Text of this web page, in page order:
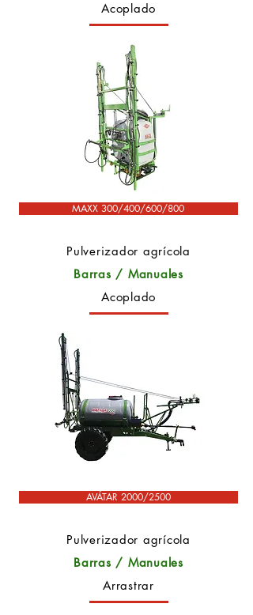
Acoplado
MAXX 300/400/600/800
Pulverizador agrícola
Barras / Manuales
Acoplado
AVÁTAR 2000/2500
Pulverizador agrícola
Barras / Manuales
Arrastrar